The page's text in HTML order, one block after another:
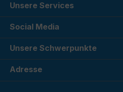
Unsere Services
Social Media
Unsere Schwerpunkte
Adresse